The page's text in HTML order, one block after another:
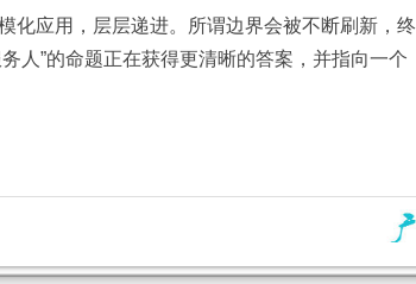
化应用，层层递进。所谓边界会被不断刷新，终
人”的命题正在获得更清晰的答案，并指向一个